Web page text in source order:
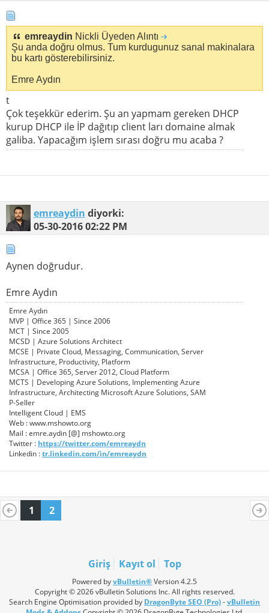
emreaydin Nickli Üyeden Alıntı
Şu anda doğru olmus. Tum kurdugunuz sanal makinalara
bu kartı gösterebilirsiniz.
Emre Aydın
t
Çok teşekkür ederim. Şu an yapmam gereken DHCP
kurup DHCP ile İP dağıtıp client ları domaine almak
galiba. Yapacağım işlem sırası doğru mu acaba ?
emreaydin diyorki:
05-30-201602:22 PM
Aynen doğrudur.
Emre Aydın
Emre Aydın
MVP | Office 365 | Since 2006
MCT | Since 2005
MCSD | Azure Solutions Architect
MCSE | Private Cloud, Messaging, Communication, Server
Infrastructure, Productivity, Platform
MCSA | Office 365, Server 2012, Cloud Platform
MCTS | Developing Azure Solutions, Implementing Azure
Infrastructure, Architecting Microsoft Azure Solutions, SAM
P-Seller
Intelligent Cloud | EMS
Web : www.mshowto.org
Mail : emre.aydin [@] mshowto.org
Twitter : https://twitter.com/emreaydn
Linkedin :tr.linkedin.com/in/emreaydn
1 2
Giriş Kayıt ol Top
Powered byvBulletin®Version 4.2.5
Copyright © 2026 vBulletin Solutions Inc. All rights reserved.
Search Engine Optimisation provided by DragonByte SEO (Pro)-vBulletin